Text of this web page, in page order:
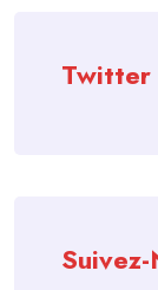
Twitter